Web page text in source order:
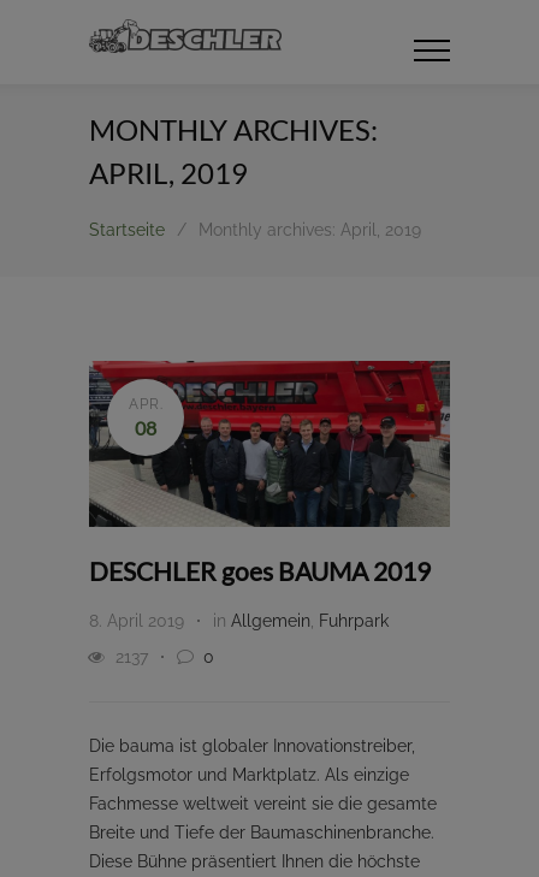
MONTHLY ARCHIVES:
APRIL, 2019
Startseite / Monthly archives: April, 2019
APR.
08
DESCHLER goes BAUMA 2019
8. April 2019 in Allgemein
Fuhrpark
2137
0
Die bauma ist globaler Innovationstreiber,
Erfolgsmotor und Marktplatz. Als einzige
Fachmesse weltweit vereint sie die gesamte
Breite und Tiefe der Baumaschinenbranche.
Diese Bühne präsentiert Ihnen die höchste